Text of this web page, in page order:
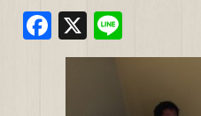
F
a
X
n